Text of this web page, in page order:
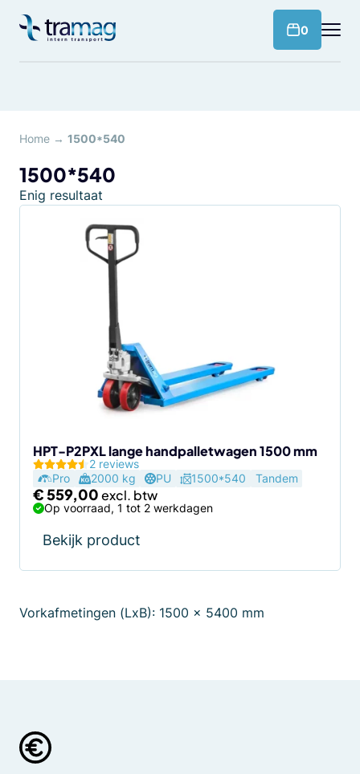
naar
0
Home → 1500*540
1500*540
Enig resultaat
HPT-P2PXL lange handpalletwagen 1500 mm
2 reviews
Pro
2000 kg PU 1500*540 Tandem
€559,00
Op voorraad, 1 tot 2 werkdagen
Bekijk product
Vorkafmetingen (LxB): 1500 x 5400 mm